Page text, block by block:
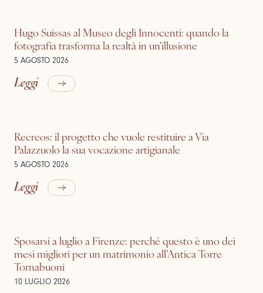
Hugo Suissas al Museo degli Innocenti: quando la
fotografia trasforma la realtà in un'illusione
5 AGOSTO 2026
Leggi
Recreos: il progetto che vuole restituire a Via
Palazzuolo la sua vocazione artigianale
5 AGOSTO 2026
Leggi
Sposarsi a luglio a Firenze: perché questo è uno dei
mesi migliori per un matrimonio all’Antica Torre
Tornabuoni
10 LUGLIO 2026